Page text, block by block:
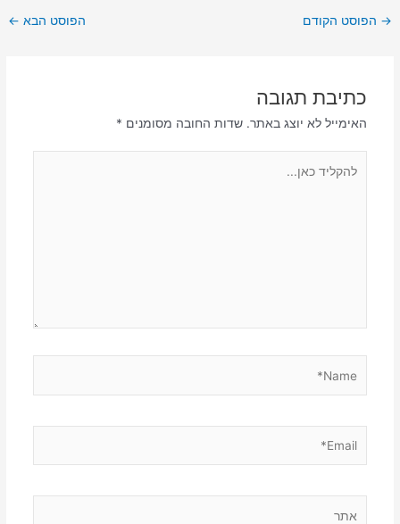
→ הפוסט הקודם הפוסט הבא ←
כתיבת תגובה
האימייל לא יוצג באתר. שדות החובה מסומנים *
כאן...